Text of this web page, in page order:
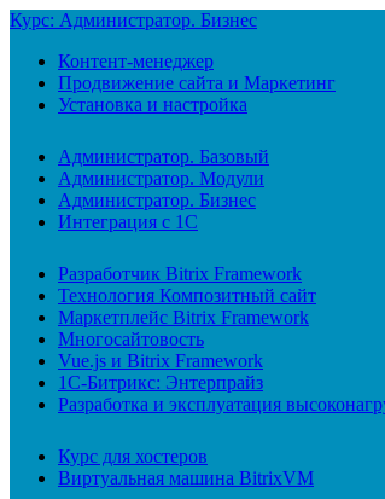
Курс: Администратор. Бизнес
Контент-менеджер
Продвижение сайта и Маркетинг
Установка и настройка
Администратор. Базовый
Администратор. Модули
Администратор. Бизнес
Интеграция с 1С
Разработчик Bitrix Framework
Технология Композитный сайт
Маркетплейс Bitrix Framework
Многосайтовость
Vue.js и Bitrix Framework
1С-Битрикс: Энтерпрайз
Разработка и эксплуатация
Курс для хостеров
Виртуальная машина BitrixVM